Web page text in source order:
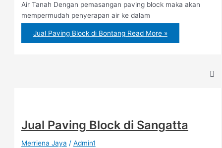
Air Tanah Dengan pemasangan paving block maka akan
mempermudah penyerapan air ke dalam
Jual Paving Block di BontangRead More »
Jual Paving Block di Sangatta
Merriena Jaya / Admin1